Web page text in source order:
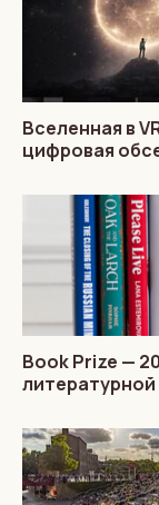
Вселенная в
цифровая
Book Prize —